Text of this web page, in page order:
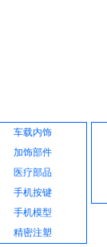
车载内饰
加饰部件
医疗部品
手机按键
手机模型
精密注塑